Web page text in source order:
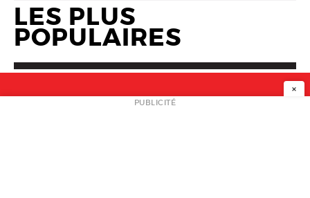
LES PLUS
POPULAIRES
NEWSLETTER
×
PUBLICITÉ